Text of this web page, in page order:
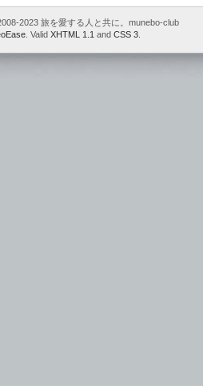
2023 旅を愛する人と共に。munebo-club
. Valid XHTML 1.1 and CSS 3